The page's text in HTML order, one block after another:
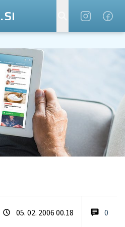
05. 02. 2006 00.18 0